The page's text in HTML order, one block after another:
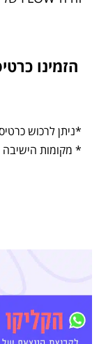
הזמינו
*ניתן לרכוש
* מקומות הישיבה